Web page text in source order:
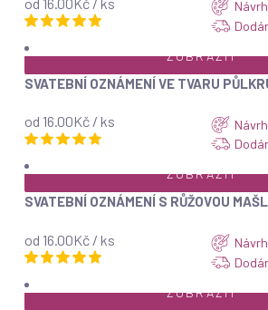
ZOBRAZIT
SVATEBNÍ OZNÁMENÍ VE TVARU
od 16.00Kč / ks
ZOBRAZIT
SVATEBNÍ OZNÁMENÍ S RŮŽOVOU
od 16.00Kč / ks
ZOBRAZIT